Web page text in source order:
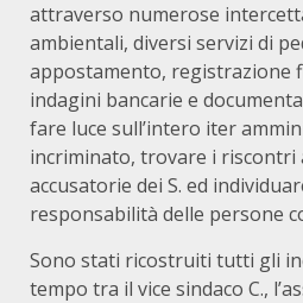
attraverso numerose
ambientali, diversi servizi di
appostamento, registrazione
indagini bancarie e
fare luce sull’intero iter
incriminato, trovare i riscontri
accusatorie dei S. ed
responsabilità delle persone
Sono stati ricostruiti tutti gli
tempo tra il vice sindaco C.,